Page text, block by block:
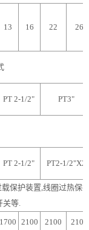
13 16 22 26
PT 2-1/2" PT3"
PT 2-1/2" PT2-1/2"X2
保护装置,线圈过热保
关等.
1700 2100 2100 2100